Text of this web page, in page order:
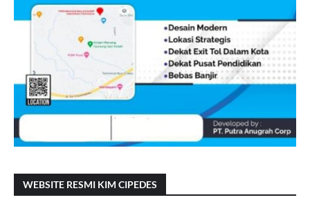
WEBSITE RESMI KIM CIPEDES